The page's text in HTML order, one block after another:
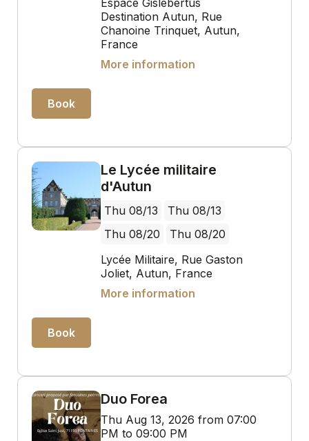
Espace Gislebertus
Destination Autun, Rue
Chanoine Trinquet, Autun,
France
More information
Book
Le Lycée militaire
d'Autun
Thu 08/13
Thu 08/13
Thu 08/20
Thu 08/20
Lycée Militaire, Rue Gaston
Joliet, Autun, France
More information
Book
Duo Forea
Thu Aug 13, 2026 from 07:00
PM to 09:00 PM